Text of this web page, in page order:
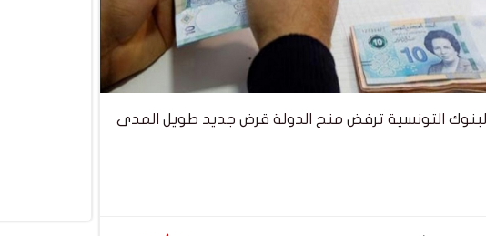
البنوك التونسية ترفض منح الدولة قرض جديد طويل المدى